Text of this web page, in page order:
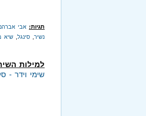
תגיות: אבי
נשיר
סינגל שיא
למילות
שימי וידר -